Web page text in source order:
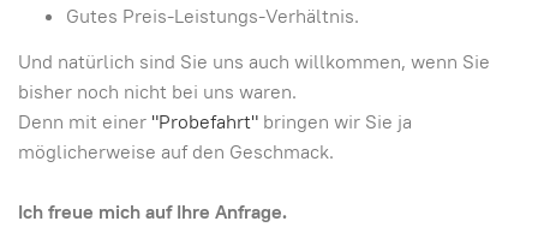
Gutes Preis-Leistungs-Verhältnis.
Und natürlich sind Sie uns auch willkommen, wenn Sie
bisher noch nicht bei uns waren.
Denn mit einer "Probefahrt" bringen wir Sie ja
möglicherweise auf den Geschmack.
Ich freue mich auf Ihre Anfrage.